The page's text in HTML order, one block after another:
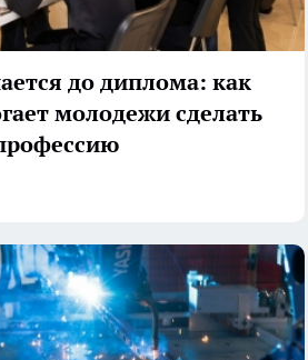
до диплома: как
молодежи сделать